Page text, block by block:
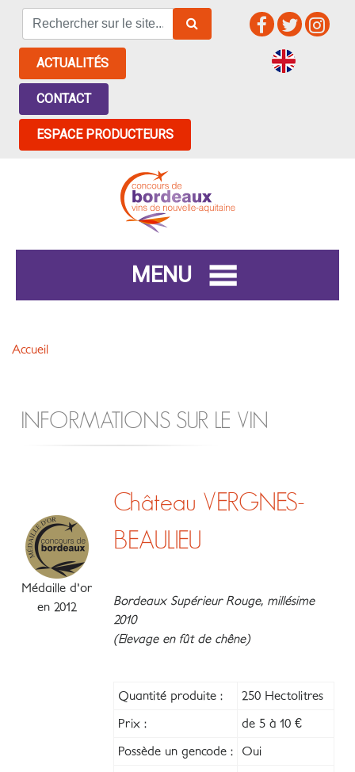
ACTUALITÉS
CONTACT
ESPACE PRODUCTEURS
MENU
Accueil
INFORMATIONS SUR LE VIN
Médaille d'or
en 2012
Château VERGNES-
BEAULIEU
Bordeaux Supérieur Rouge, millésime
2010
(Elevage en fût de chêne)
Quantité produite : 250 Hectolitres
Prix : de 5 à 10 €
Possède un gencode : Oui